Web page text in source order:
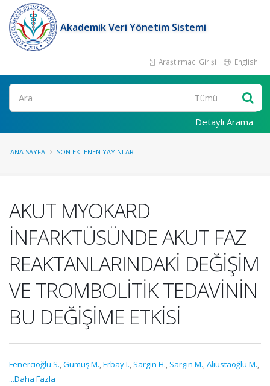
Akademik Veri Yönetim Sistemi
Araştırmacı Girişi English
Ara
Detaylı Arama
ANA SAYFA SON EKLENEN YAYINLAR
AKUT MYOKARD
İNFARKTÜSÜNDE AKUT FAZ
REAKTANLARINDAKİ DEĞİŞİM
VE TROMBOLİTİK TEDAVİNİN
BU DEĞİŞİME ETKİSİ
Fenercioğlu S.,Gümüş M.,Erbay I., Sargin H., Sargın M.,Aliustaoğlu M.,
...Daha Fazla